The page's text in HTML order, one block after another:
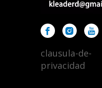
clausula-de-
privacidad